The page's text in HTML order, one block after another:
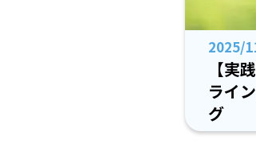
2025/
【実
ライ
グ